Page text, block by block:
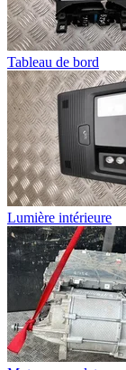
Tableau de bord
Lumière intérieure